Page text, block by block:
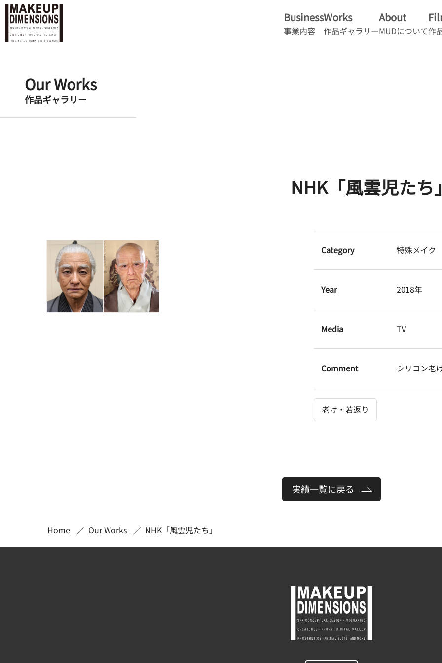
Business
事業内容
Works
作品ギャラリー
About
MUDについて作
Our Works
作品ギャラリー
NHK「風雲児たち
Category 特殊メイク
Year 2018年
Media TV
Comment シリコン老
老け・若返り
実績一覧に戻る
Home Our Works NHK「風雲児たち」